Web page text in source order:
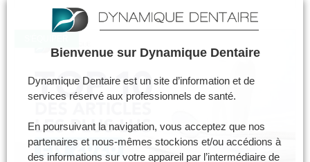
Bienvenue sur Dynamique Dentaire
Dynamique Dentaire est un site d’information et de
services réservé aux professionnels de santé.
En poursuivant la navigation, vous acceptez que nos
partenaires et nous-mêmes stockions et/ou accédions à
des informations sur votre appareil par l’intermédiaire de